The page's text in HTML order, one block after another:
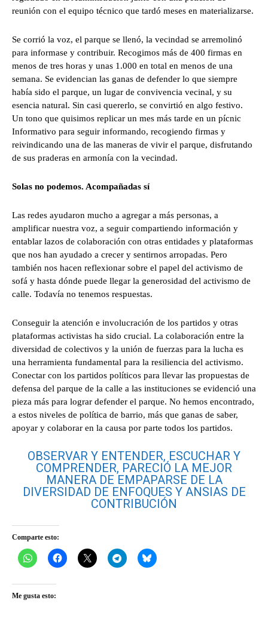
reunión con el equipo técnico que tardó meses en materializarse.
Se corrió la voz, el parque se llenó, la vecindad se arremolinó
para informase y contribuir. Recogimos más de 400 firmas en
menos de tres horas y unas 1.000 en total en menos de una
semana. Se evidencian las ganas de defender lo que siempre
había sido el parque, un lugar de convivencia vecinal, y su
esencia natural. Sin casi quererlo, se convirtió en algo festivo.
Un tono que quisimos replicar un mes más tarde en un pícnic
Informativo para seguir informando, recogiendo firmas y
reivindicando una de las maneras de vivir el parque, disfrutando
de sus praderas en armonía con la vecindad.
Solas no podemos. Acompañadas sí
Las redes ayudaron mucho a agregar a más personas, a
amplificar nuestra voz, a seguir compartiendo información y
entablar lazos de colaboración con otras entidades y plataformas
que nos han ayudado a crecer y sentirnos arropadas. Pero
también nos hacen reflexionar sobre el papel del activismo de
sofá y hasta dónde puede llegar la generosidad del activismo de
calle. Todavía no tenemos respuestas.
Conseguir la atención e involucración de los partidos y otras
plataformas activistas ha sido crucial. La colaboración entre la
diversidad de colectivos y la unión de fuerzas para la lucha es
una herramienta fundamental para la resiliencia del activismo.
Conectar con los partidos políticos para llevar las propuestas de
defensa del parque de la calle a las instituciones se evidenció una
pieza más para lograr defender el parque. No hemos encontrado,
a estos niveles de política de barrio, más que ganas de saber,
apoyar y colaborar en la causa por parte todos los partidos.
OBSERVAR Y ENTENDER, ESCUCHAR Y
COMPRENDER, PARECIÓ LA MEJOR
MANERA DE EMPAPARSE DE LA
DIVERSIDAD DE ENFOQUES Y ANSIAS DE
CONTRIBUCIÓN
Comparte esto:
Me gusta esto: